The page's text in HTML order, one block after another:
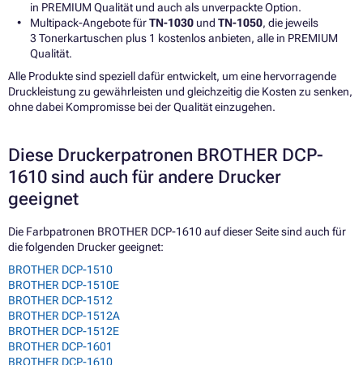
in PREMIUM Qualität und auch als unverpackte Option.
Multipack-Angebote fürTN-1030 und TN-1050, die jeweils
3 Tonerkartuschen plus 1 kostenlos anbieten, alle in PREMIUM
Qualität.
Alle Produkte sind speziell dafür entwickelt, um eine hervorragende
Druckleistung zu gewährleisten und gleichzeitig die Kosten zu senken,
ohne dabei Kompromisse bei der Qualität einzugehen.
Diese Druckerpatronen BROTHER DCP-
1610 sind auch für andere Drucker
geeignet
Die Farbpatronen BROTHER DCP-1610 auf dieser Seite sind auch für
die folgenden Drucker geeignet:
BROTHER DCP-1510
BROTHER DCP-1510E
BROTHER DCP-1512
BROTHER DCP-1512A
BROTHER DCP-1512E
BROTHER DCP-1601
BROTHER DCP-1610